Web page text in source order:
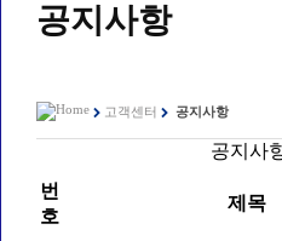
공지사항
고객센터 공지사항
공지사
번
호
제목